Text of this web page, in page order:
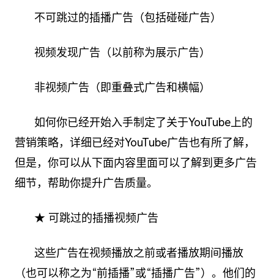
不可跳过的插播广告（包括碰碰广告）
视频发现广告（以前称为展示广告）
非视频广告 （即重叠式广告和横幅）
如何你已经开始入手制定了关于YouTube上的
营销策略，详细已经对YouTube广告也有所了解，
但是，你可以从下面内容里面可以了解到更多广告
细节，帮助你提升广告质量。
★ 可跳过的插播视频广告
这些广告在视频播放之前或者播放期间播放
（也可以称之为“前插播”或“插播广告”）。他们的